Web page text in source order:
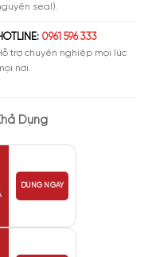
seal).
0961 596 333
trợ chuyên nghiệp mọi lúc
nơi.
Dụng
DÙNG NGAY